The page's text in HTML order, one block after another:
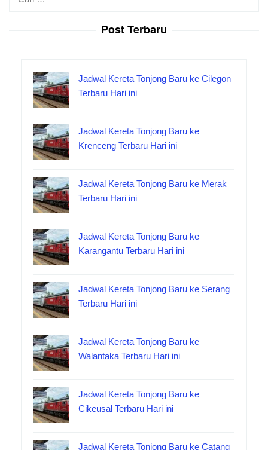
Post Terbaru
Jadwal Kereta Tonjong Baru ke Cilegon
Terbaru Hari ini
Jadwal Kereta Tonjong Baru ke
Krenceng Terbaru Hari ini
Jadwal Kereta Tonjong Baru ke Merak
Terbaru Hari ini
Jadwal Kereta Tonjong Baru ke
Karangantu Terbaru Hari ini
Jadwal Kereta Tonjong Baru ke Serang
Terbaru Hari ini
Jadwal Kereta Tonjong Baru ke
Walantaka Terbaru Hari ini
Jadwal Kereta Tonjong Baru ke
Cikeusal Terbaru Hari ini
Jadwal Kereta Tonjong Baru ke Catang